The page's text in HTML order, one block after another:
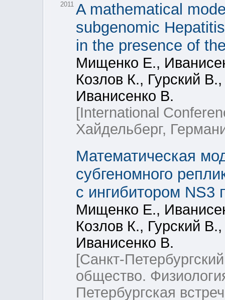
2011 A mathematical
subgenomic
in the presence of
Мищенко Е.,
Козлов К., Гурский
Иванисенко В.
[International
Хайдельберг,
Математическая
субгеномного
с ингибитором NS3
Мищенко Е.,
Козлов К., Гурский
Иванисенко В.
[Санкт-
общество.
Петербургская